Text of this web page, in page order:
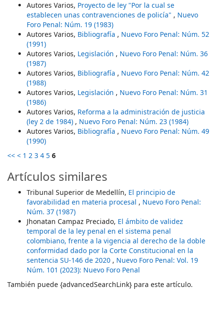
Autores Varios, Proyecto de ley "Por la cual se
establecen unas contravenciones de policía" , Nuevo
Foro Penal: Núm. 19 (1983)
Autores Varios, Bibliografía , Nuevo Foro Penal: Núm. 52
(1991)
Autores Varios, Legislación , Nuevo Foro Penal: Núm. 36
(1987)
Autores Varios, Bibliografía , Nuevo Foro Penal: Núm. 42
(1988)
Autores Varios, Legislación , Nuevo Foro Penal: Núm. 31
(1986)
Autores Varios, Reforma a la administración de justicia
(ley 2 de 1984) , Nuevo Foro Penal: Núm. 23 (1984)
Autores Varios, Bibliografía , Nuevo Foro Penal: Núm. 49
(1990)
<< < 1 2 3 4 5 6
Artículos similares
Tribunal Superior de Medellín, El principio de
favorabilidad en materia procesal , Nuevo Foro Penal:
Núm. 37 (1987)
Jhonatan Campaz Preciado, El ámbito de validez
temporal de la ley penal en el sistema penal
colombiano, frente a la vigencia al derecho de la doble
conformidad dado por la Corte Constitucional en la
sentencia SU-146 de 2020 , Nuevo Foro Penal: Vol. 19
Núm. 101 (2023): Nuevo Foro Penal
También puede {advancedSearchLink} para este artículo.